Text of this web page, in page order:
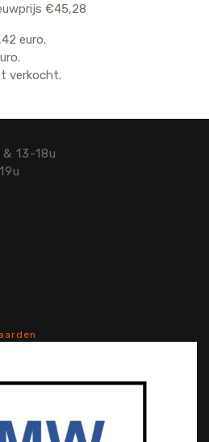
€45,28
euro.
verkocht.
13-18u